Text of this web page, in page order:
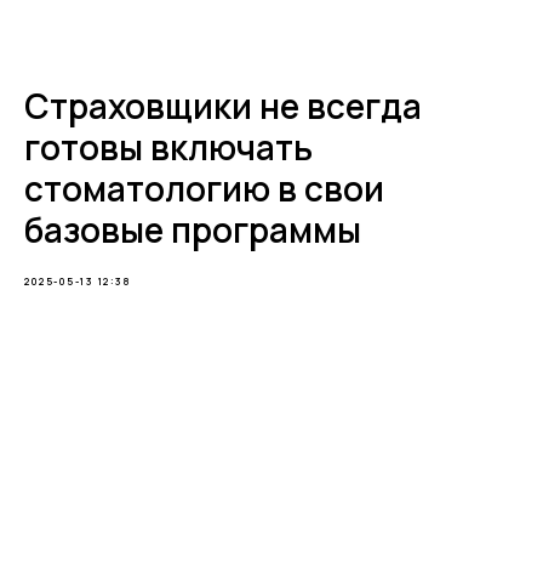
Страховщики не всегда
готовы включать
стоматологию в свои
базовые программы
2025-05-13 12:38